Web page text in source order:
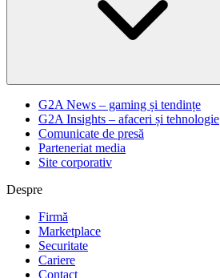
G2A News – gaming și tendințe
G2A Insights – afaceri și tehnologie
Comunicate de presă
Parteneriat media
Site corporativ
Despre
Firmă
Marketplace
Securitate
Cariere
Contact